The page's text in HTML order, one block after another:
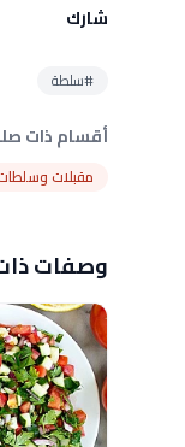
شارك
#سلطة
أقسام ذات
مقبلات
وصفات